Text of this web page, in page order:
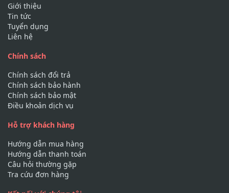
Giới thiệu
Tin tức
Tuyển dụng
Liên hệ
Chính sách
Chính sách đổi trả
Chính sách bảo hành
Chính sách bảo mật
Điều khoản dịch vụ
Hỗ trợ khách hàng
Hướng dẫn mua hàng
Hướng dẫn thanh toán
Câu hỏi thường gặp
Tra cứu đơn hàng